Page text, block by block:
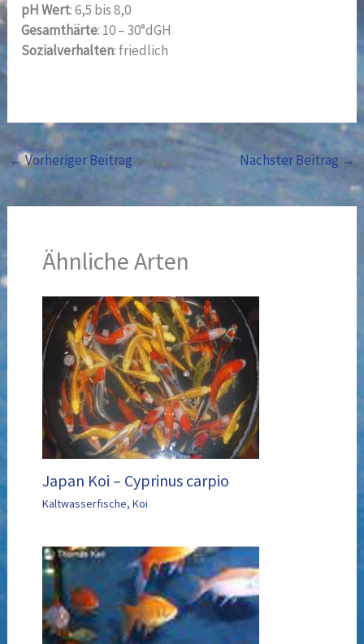
pH Wert: 6,5 bis 8,0
Gesamthärte: 10 – 30°dGH
Sozialverhalten: friedlich
←Vorheriger Beitrag Nächster Beitrag→
Ähnliche Arten
Japan Koi – Cyprinus carpio
Kaltwasserfische, Koi